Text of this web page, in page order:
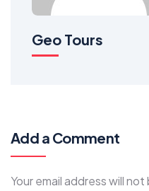
Geo Tours
Add a Comment
Your email address will